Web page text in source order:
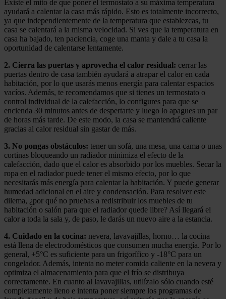
Existe el mito de que poner el termostato a su máxima temperatura
ayudará a calentar la casa más rápido. Esto es totalmente incorrecto,
ya que independientemente de la temperatura que establezcas, tu
casa se calentará a la misma velocidad. Si ves que la temperatura en
casa ha bajado, ten paciencia, coge una manta y dale a tu casa la
oportunidad de calentarse lentamente.
2. Cierra las puertas y aprovecha el calor residual: cerrar las
puertas dentro de casa también ayudará a atrapar el calor en cada
habitación, por lo que usarás menos energía para calentar espacios
vacíos. Además, te recomendamos que si tienes un termostato o
control individual de la calefacción, lo configures para que se
encienda 30 minutos antes de despertarte y luego lo apagues un par
de horas más tarde. De este modo, la casa se mantendrá caliente
gracias al calor residual sin gastar de más.
3. No pongas obstáculos: tener un sofá, una mesa, una cama o unas
cortinas bloqueando un radiador minimiza el efecto de la
calefacción, dado que el calor es absorbido por los muebles. Secar la
ropa en el radiador puede tener el mismo efecto, por lo que
necesitarás más energía para calentar la habitación. Y puede generar
humedad adicional en el aire y condensación. Para resolver este
dilema, ¿por qué no pruebas a redistribuir los muebles de tu
habitación o salón para que el radiador quede libre? Así llegará el
calor a toda la sala y, de paso, le darás un nuevo aire a la estancia.
4. Cuidado en la cocina: nevera, lavavajillas, horno… la cocina
está llena de electrodomésticos que consumen mucha energía. Por lo
general, +5°C es suficiente para un frigorífico y -18°C para un
congelador. Además, intenta no meter comida caliente en la nevera y
optimiza el almacenamiento para que el frío se distribuya
correctamente. En cuanto al lavavajillas, utilízalo sólo cuando esté
completamente lleno e intenta poner siempre los programas de